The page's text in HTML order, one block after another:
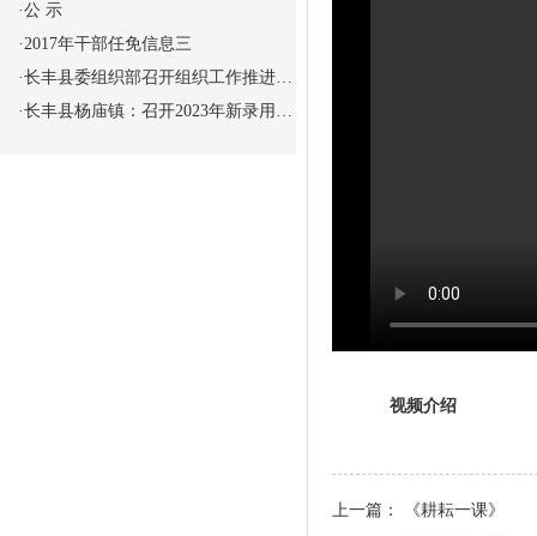
·公 示
·2017年干部任免信息三
·长丰县委组织部召开组织工作推进…
·长丰县杨庙镇：召开2023年新录用…
视频介绍
上一篇：
《耕耘一课》